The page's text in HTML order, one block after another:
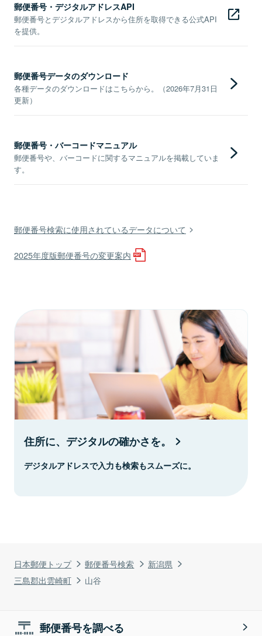
日本郵便トップ 郵便番号検索
新潟県
三島郡出雲崎町
山谷
郵便番号・デジタルアドレスAPI
郵便番号とデジタルアドレスから住所を取得できる公式API
を提供。
郵便番号データのダウンロード
各種データのダウンロードはこちらから。（2026年7月31日
更新）
郵便番号・バーコードマニュアル
郵便番号や、バーコードに関するマニュアルを掲載していま
す。
郵便番号検索に使用されているデータについて
2025年度版郵便番号の変更案内
住所に、デジタルの確かさを。
デジタルアドレスで入力も検索もスムーズに。
郵便番号を調べる